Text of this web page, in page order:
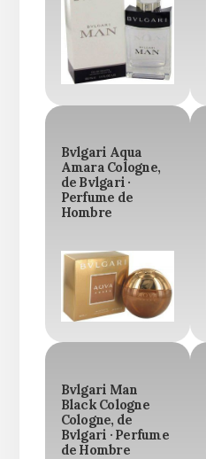
Bvlgari Aqua
Amara Cologne,
de Bvlgari ·
Perfume de
Hombre
Bvlgari Man
Black Cologne
Cologne, de
Bvlgari · Perfume
de Hombre